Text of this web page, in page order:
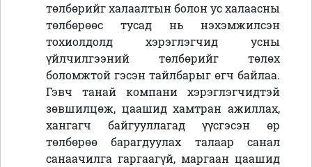
төлбөрийг халаалтын болон ус халаасны
төлбөрөөс тусад нь нэхэмжилсэн
тохиолдолд хэрэглэгчид усны
үйлчилгээний төлбөрийг төлөх
боломжтой гэсэн тайлбарыг өгч байлаа.
Гэвч танай компани хэрэглэгчидтэй
зөвшилцөж, цаашид хамтран ажиллах,
хангагч байгууллагад үүсгэсэн өр
төлбөрөө барагдуулах талаар санал
санаачилга гаргаагүй, маргаан цаашид